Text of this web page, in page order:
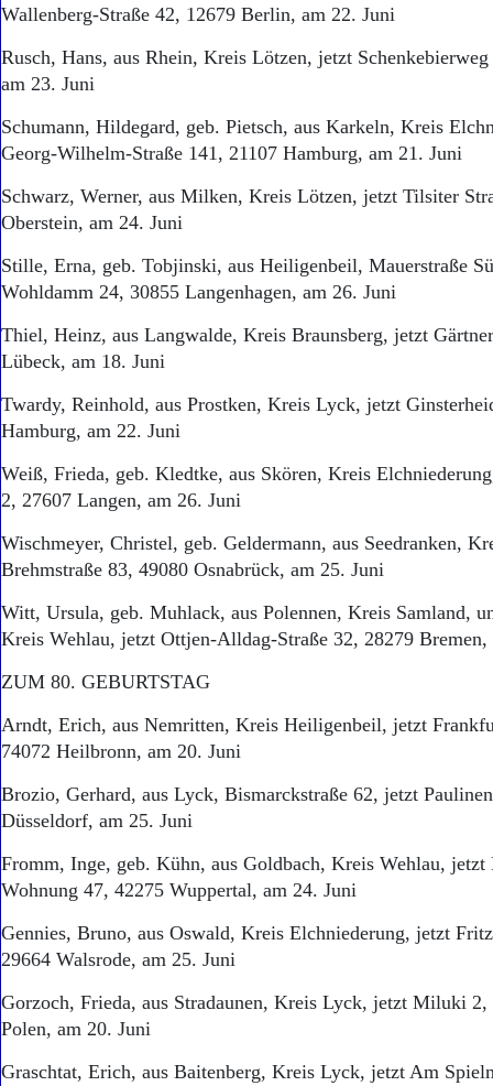
Wallenberg-Straße 42, 12679 Berlin, am 22. Juni
Rusch, Hans, aus Rhein, Kreis Lötzen, jetzt
am 23. Juni
Schumann, Hildegard, geb. Pietsch, aus Karkeln, Kreis
Georg-Wilhelm-Straße 141, 21107 Hamburg, am 21. Juni
Schwarz, Werner, aus Milken, Kreis Lötzen, jetzt Tilsiter
Oberstein, am 24. Juni
Stille, Erna, geb. Tobjinski, aus Heiligenbeil, Mauerstraße
Wohldamm 24, 30855 Langenhagen, am 26. Juni
Thiel, Heinz, aus Langwalde, Kreis Braunsberg, jetzt
Lübeck, am 18. Juni
Twardy, Reinhold, aus Prostken, Kreis Lyck, jetzt
Hamburg, am 22. Juni
Weiß, Frieda, geb. Kledtke, aus Skören, Kreis
2, 27607 Langen, am 26. Juni
Wischmeyer, Christel, geb. Geldermann, aus Seedranken,
Brehmstraße 83, 49080 Osnabrück, am 25. Juni
Witt, Ursula, geb. Muhlack, aus Polennen, Kreis Samland,
Kreis Wehlau, jetzt Ottjen-Alldag-Straße 32, 28279 Bremen,
ZUM 80. GEBURTSTAG
Arndt, Erich, aus Nemritten, Kreis Heiligenbeil, jetzt
74072 Heilbronn, am 20. Juni
Brozio, Gerhard, aus Lyck, Bismarckstraße 62, jetzt
Düsseldorf, am 25. Juni
Fromm, Inge, geb. Kühn, aus Goldbach, Kreis Wehlau, jetzt
Wohnung 47, 42275 Wuppertal, am 24. Juni
Gennies, Bruno, aus Oswald, Kreis Elchniederung, jetzt
29664 Walsrode, am 25. Juni
Gorzoch, Frieda, aus Stradaunen, Kreis Lyck, jetzt Miluki 2,
Polen, am 20. Juni
Graschtat, Erich, aus Baitenberg, Kreis Lyck, jetzt Am